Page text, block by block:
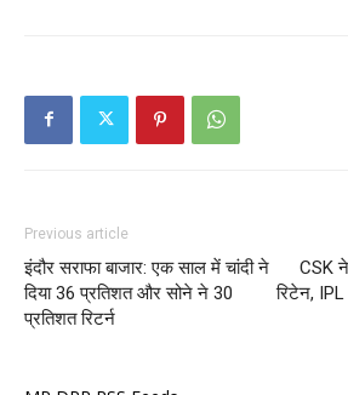
Previous article
इंदौर सराफा बाजार: एक साल में चांदी ने
दिया 36 प्रतिशत और सोने ने 30
प्रतिशत रिटर्न
CSK ने
रिटेन,